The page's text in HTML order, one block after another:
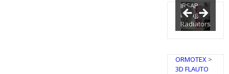
IRSAP
Design
Radiators
ORMOTEX>
3D FLAUTO